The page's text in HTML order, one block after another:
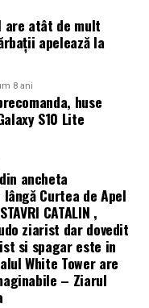
are atât de mult
apelează la
8 ani
huse
S10 Lite
ancheta
Curtea de Apel
CATALIN ,
ziarist dar dovedit
si spagar este in
White Tower are
– Ziarul